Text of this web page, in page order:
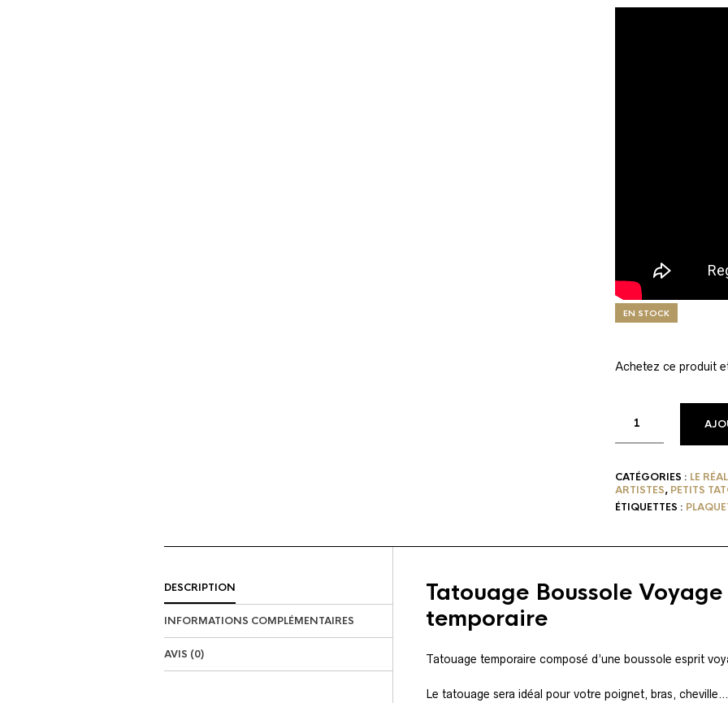
EN STOCK
Achetez ce produit
CATÉGORIES : LE
ARTISTES, PETITS
ÉTIQUETTES :
DESCRIPTION
INFORMATIONS COMPLÉMENTAIRES
AVIS (0)
Tatouage Boussole
temporaire
Tatouage temporaire composé d’une boussole esprit
Le tatouage sera idéal pour votre poignet, bras, cheville…